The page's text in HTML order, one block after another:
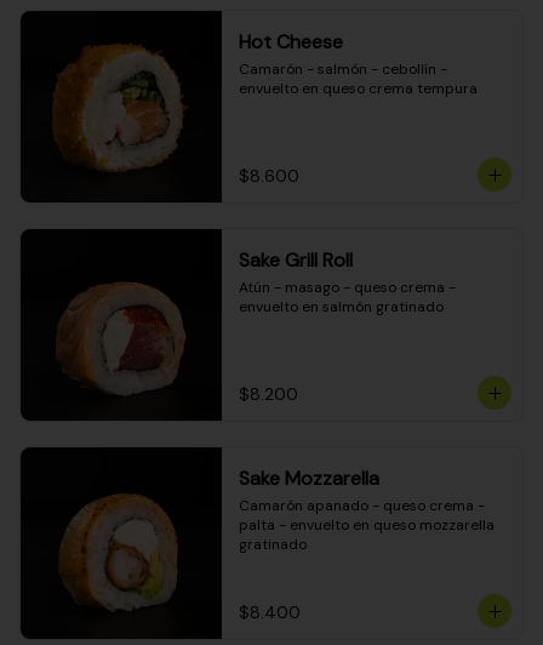
Hot Cheese
Camarón - salmón - cebollín -
envuelto en queso crema tempura
$8.600
Sake Grill Roll
Atún - masago - queso crema -
envuelto en salmón gratinado
$8.200
Sake Mozzarella
Camarón apanado - queso crema -
palta - envuelto en queso mozzarella
gratinado
$8.400